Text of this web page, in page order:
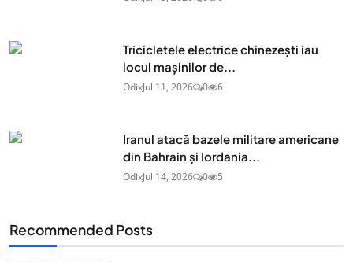
Tricicletele electrice chinezești iau
locul mașinilor de...
OdixJul 11, 2026 0 6
Iranul atacă bazele militare americane
din Bahrain și Iordania...
OdixJul 14, 2026 0 5
Recommended Posts